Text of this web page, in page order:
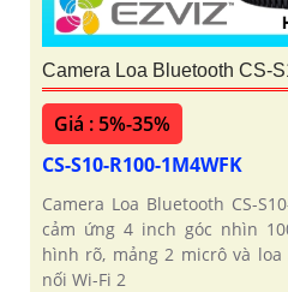
Camera Loa Bluetooth CS-
Giá : 5%-35%
CS-S10-R100-1M4WFK
Camera Loa Bluetooth CS-
cảm ứng 4 inch góc nhìn
hình rõ, mảng 2 micrô và
nối Wi-Fi 2